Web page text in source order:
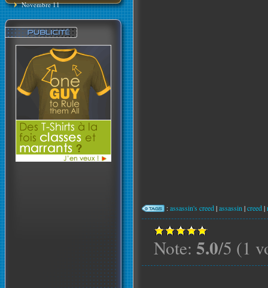
Novembre 11
:assassin's creed|assassin |creed|
Note: 5.0/5 (1